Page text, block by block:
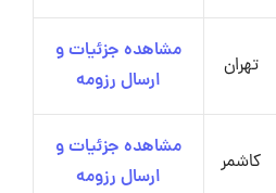
تهران
مشاهده جزئیات و
ارسال رزومه
کاشمر
مشاهده جزئیات و
ارسال رزومه